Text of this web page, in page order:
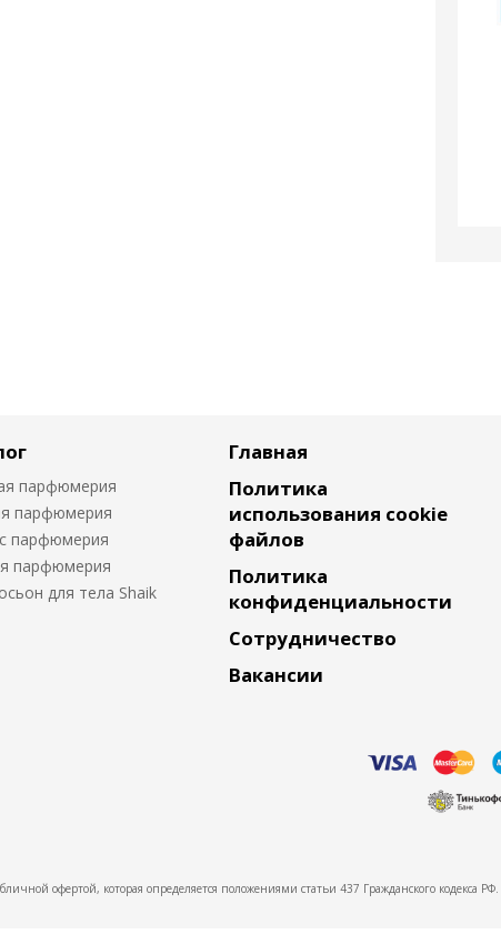
парфюмерия
парфюмерия
парфюмерия
парфюмерия
для тела Shaik
Главная
Политика
использования cookie
файлов
Политика
конфиденциальности
Сотрудничество
Вакансии
офертой, которая определяется положениями статьи 437 Гражданского кодекса РФ.